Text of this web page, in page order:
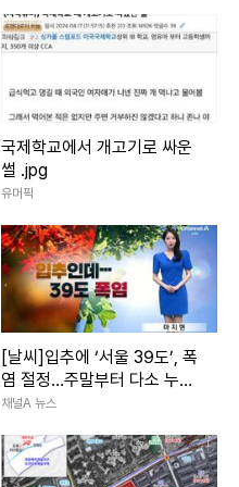
국제학교에서 개고기로 싸운
썰 .jpg
유머픽
[날씨]입추에 ‘서울 39도’, 폭
염 절정…주말부터 다소 누그
러져
채널A 뉴스